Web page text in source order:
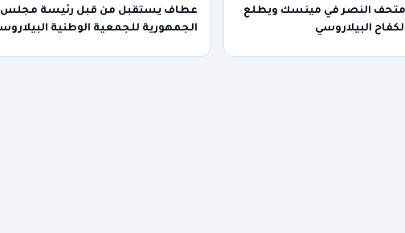
متحف النصر في مينسك ويطلع
البيلاروسي
عطاف يستقبل من قبل رئيسة مجلس
الجمهورية للجمعية الوطنية